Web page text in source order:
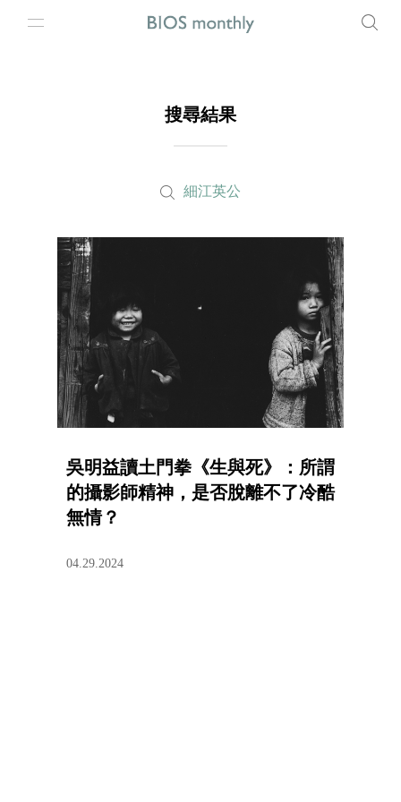
搜尋結果
細江英公
吳明益讀土門拳《生與死》：所謂
的攝影師精神，是否脫離不了冷酷
無情？
04.29.2024